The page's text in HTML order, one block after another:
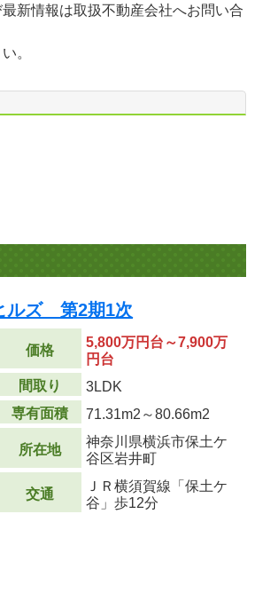
新情報は取扱不動産会社へお問い合
。
ルズ 第2期1次
価格
5,800万円台～7,900万
円台
間取り
3LDK
専有面積
71.31m2 ～80.66m2
所在地
神奈川県横浜市保土ケ
谷区岩井町
交通
ＪＲ横須賀線「保土ケ
谷」歩12分